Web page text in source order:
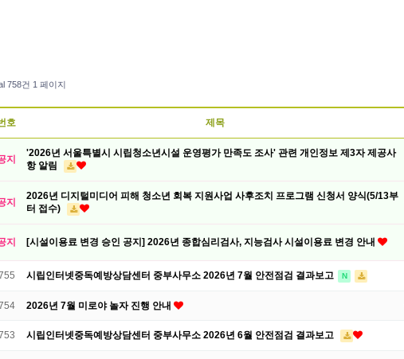
758건 1 페이지
호 제목
지
'2026년 서울특별시 시립청소년시설 운영평가 만족도 조사' 관련 개인정보 제3자 제공사
항 알림
지
2026년 디지털미디어 피해 청소년 회복 지원사업 사후조치 프로그램 신청서 양식(5/13부
터 접수)
지 [시설이용료 변경 승인 공지] 2026년 종합심리검사, 지능검사 시설이용료 변경 안내
시립인터넷중독예방상담센터 중부사무소 2026년 7월 안전점검 결과보고 N
2026년 7월 미로야 놀자 진행 안내
시립인터넷중독예방상담센터 중부사무소 2026년 6월 안전점검 결과보고